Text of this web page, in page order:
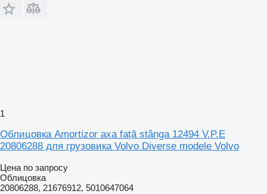
1
Облицовка Amortizor axa față stânga 12494 V.P.E
20806288 для грузовика Volvo Diverse modele Volvo
Цена по запросу
Облицовка
20806288, 21676912, 5010647064